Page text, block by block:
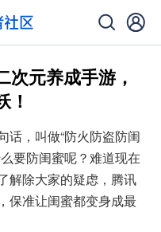
次元养成手游，
话，叫做“防火防盗防闺
要防闺蜜呢？难道现在
解除大家的疑虑，腾讯
保准让闺蜜都变身成最